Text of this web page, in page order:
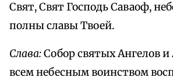
Свят, Свят Господь Саваоф,
полны славы Твоей.
Слава:Собор святых Ангелов и
всем небесным воинством